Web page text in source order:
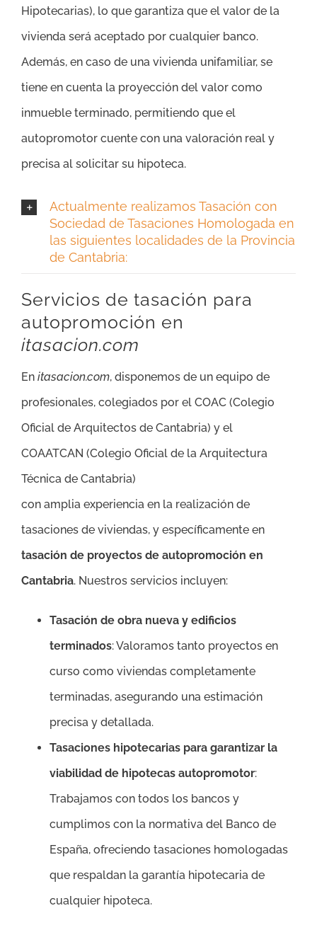
Hipotecarias), lo que garantiza que el valor de la
vivienda será aceptado por cualquier banco.
Además, en caso de una vivienda unifamiliar, se
tiene en cuenta la proyección del valor como
inmueble terminado, permitiendo que el
autopromotor cuente con una valoración real y
precisa al solicitar su hipoteca.
Actualmente realizamos Tasación con
Sociedad de Tasaciones Homologada en
las siguientes localidades de la Provincia
de Cantabria:
Servicios de tasación para
autopromoción en
itasacion.com
En itasacion.com, disponemos de un equipo de
profesionales, colegiados por el COAC (Colegio
Oficial de Arquitectos de Cantabria) y el
COAATCAN (Colegio Oficial de la Arquitectura
Técnica de Cantabria)
con amplia experiencia en la realización de
tasaciones de viviendas, y específicamente en
tasación de proyectos de autopromoción en
Cantabria. Nuestros servicios incluyen:
Tasación de obra nueva y edificios
terminados: Valoramos tanto proyectos en
curso como viviendas completamente
terminadas, asegurando una estimación
precisa y detallada.
Tasaciones hipotecarias para garantizar la
viabilidad de hipotecas autopromotor:
Trabajamos con todos los bancos y
cumplimos con la normativa del Banco de
España, ofreciendo tasaciones homologadas
que respaldan la garantía hipotecaria de
cualquier hipoteca.